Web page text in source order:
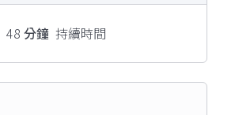
48 分鐘 持續時間